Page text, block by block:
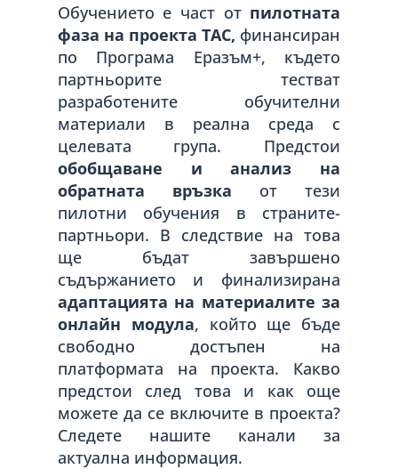
Обучението е част от пилотната
фаза на проекта TAC, финансиран
по Програма Еразъм+, където
партньорите тестват
разработените обучителни
материали в реална среда с
целевата група. Предстои
обобщаване и анализ на
обратната връзка от тези
пилотни обучения в страните-
партньори. В следствие на това
ще бъдат завършено
съдържанието и финализирана
адаптацията на материалите за
онлайн модула, който ще бъде
свободно достъпен на
платформата на проекта. Какво
предстои след това и как още
можете да се включите в проекта?
Следете нашите канали за
актуална информация.